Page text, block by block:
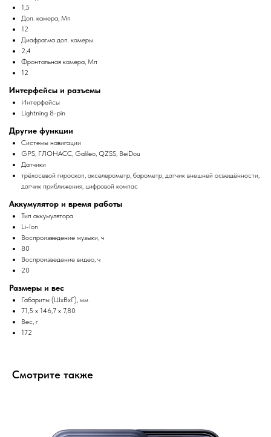
1,5
Доп. камера, Мп
12
Диафрагма доп. камеры
2,4
Фронтальная камера, Мп
12
Интерфейсы и разъемы
Интерфейсы
Lightning 8-pin
Другие функции
Системы навигации
GPS, ГЛОНАСС, Galileo, QZSS, BeiDou
Датчики
трёхосевой гироскоп, акселерометр, барометр, датчик внешней освещённости,
датчик приближения, цифровой компас
Аккумулятор и время работы
Тип аккумулятора
Li-Ion
Воспроизведение музыки, ч
80
Воспроизведение видео, ч
20
Размеры и вес
Габариты (ШxВxГ), мм
71,5 x 146,7 x 7,80
Вес, г
172
Смотрите также